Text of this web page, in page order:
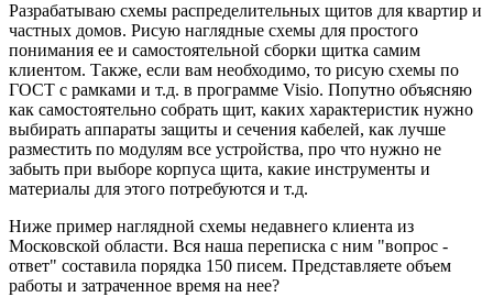
Разрабатываю схемы распределительных щитов для квартир и
частных домов. Рисую наглядные схемы для простого
понимания ее и самостоятельной сборки щитка самим
клиентом. Также, если вам необходимо, то рисую схемы по
ГОСТ с рамками и т.д. в программе Visio. Попутно объясняю
как самостоятельно собрать щит, каких характеристик нужно
выбирать аппараты защиты и сечения кабелей, как лучше
разместить по модулям все устройства, про что нужно не
забыть при выборе корпуса щита, какие инструменты и
материалы для этого потребуются и т.д.
Ниже пример наглядной схемы недавнего клиента из
Московской области. Вся наша переписка с ним "вопрос -
ответ" составила порядка 150 писем. Представляете объем
работы и затраченное время на нее?